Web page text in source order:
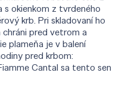
s okienkom z tvrdeného
krb. Pri skladovaní ho
chráni pred vetrom a
plameňa je v balení
pred krbom:
Cantal sa tento sen